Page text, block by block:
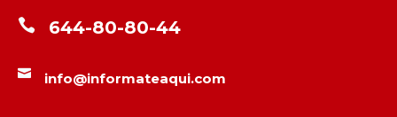
 644-80-80-44
 info@informateaqui.com